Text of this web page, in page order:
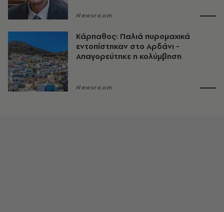
Newsroom
Κάρπαθος: Παλιά πυρομαχικά
εντοπίστηκαν στο Αρδάνι -
Απαγορεύτηκε η κολύμβηση
Newsroom